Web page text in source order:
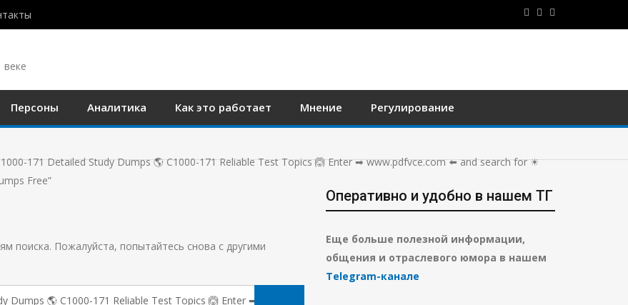
веке
Персоны Аналитика Как это работает Мнение Регулирование
171 Detailed Study Dumps 🌎 C1000-171 Reliable Test Topics 🙆 Enter ➡ www.pdfvce.com ️⬅️ and search for ☀
Free”
поиска. Пожалуйста, попытайтесь снова с другими
Оперативно и удобно в нашем ТГ
Еще больше полезной информации,
общения и отраслевого юмора в нашем
Telegram-канале